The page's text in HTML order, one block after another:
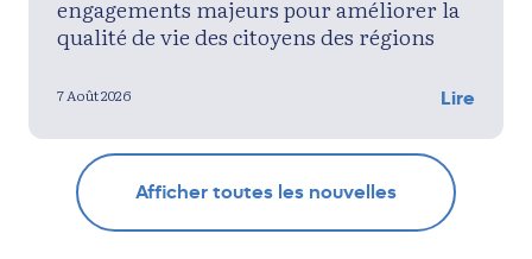
engagements majeurs pour améliorer la
qualité de vie des citoyens des régions
7 Août 2026 Lire
Afficher toutes les nouvelles